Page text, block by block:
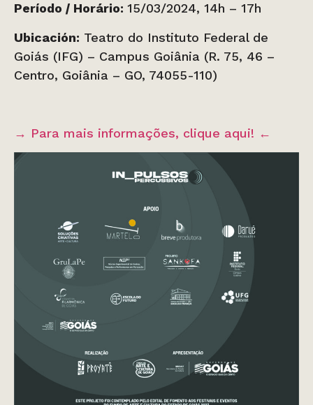
Período | Horário: 15/03/2024, 14h – 17h
Ubicación: Teatro do Instituto Federal de
Goiás (IFG) – Campus Goiânia (R. 75, 46 –
Centro, Goiânia – GO, 74055-110)
→ Para mais informações, clique aqui! ←